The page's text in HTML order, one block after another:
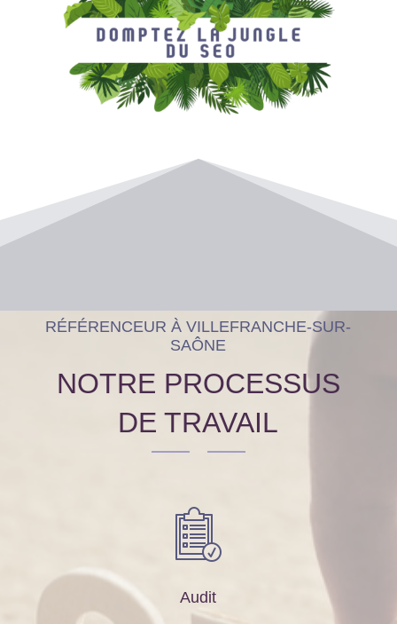
RÉFÉRENCEUR À VILLEFRANCHE-SUR-
SAÔNE
NOTRE PROCESSUS
DE TRAVAIL
Audit